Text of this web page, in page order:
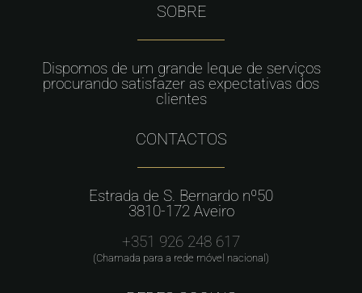
SOBRE
Dispomos de um grande leque de serviços
procurando satisfazer as expectativas dos
clientes
CONTACTOS
Estrada de S. Bernardo nº50
3810-172 Aveiro
+351 926 248 617
(Chamada para a rede móvel nacional)